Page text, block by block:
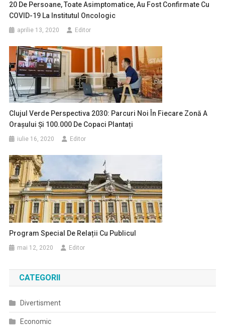
20 De Persoane, Toate Asimptomatice, Au Fost Confirmate Cu
COVID-19 La Institutul Oncologic
aprilie 13, 2020 Editor
Clujul Verde Perspectiva 2030: Parcuri Noi În Fiecare Zonă A
Orașului Și 100.000 De Copaci Plantați
iulie 16, 2020 Editor
Program Special De Relații Cu Publicul
mai 12, 2020 Editor
CATEGORII
Divertisment
Economic